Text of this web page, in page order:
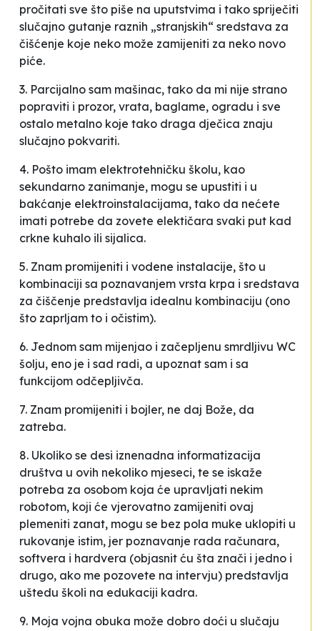
pročitati sve što piše na uputstvima i tako spriječiti
slučajno gutanje raznih „stranjskih“ sredstava za
čišćenje koje neko može zamijeniti za neko novo
piće.
3. Parcijalno sam mašinac, tako da mi nije strano
popraviti i prozor, vrata, baglame, ogradu i sve
ostalo metalno koje tako draga dječica znaju
slučajno pokvariti.
4. Pošto imam elektrotehničku školu, kao
sekundarno zanimanje, mogu se upustiti i u
bakćanje elektroinstalacijama, tako da nećete
imati potrebe da zovete elektičara svaki put kad
crkne kuhalo ili sijalica.
5. Znam promijeniti i vodene instalacije, što u
kombinaciji sa poznavanjem vrsta krpa i sredstava
za čiščenje predstavlja idealnu kombinaciju (ono
što zaprljam to i očistim).
6. Jednom sam mijenjao i začepljenu smrdljivu WC
šolju, eno je i sad radi, a upoznat sam i sa
funkcijom odčepljivča.
7. Znam promijeniti i bojler, ne daj Bože, da
zatreba.
8. Ukoliko se desi iznenadna informatizacija
društva u ovih nekoliko mjeseci, te se iskaže
potreba za osobom koja će upravljati nekim
robotom, koji će vjerovatno zamijeniti ovaj
plemeniti zanat, mogu se bez pola muke uklopiti u
rukovanje istim, jer poznavanje rada računara,
softvera i hardvera (objasnit ću šta znači i jedno i
drugo, ako me pozovete na intervju) predstavlja
uštedu školi na edukaciji kadra.
9. Moja vojna obuka može dobro doći u slučaju